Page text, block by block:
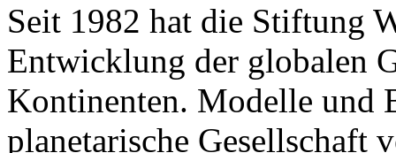
Seit 1982 hat die Stiftung
Entwicklung der globalen
Kontinenten. Modelle und
planetarische Gesellschaft